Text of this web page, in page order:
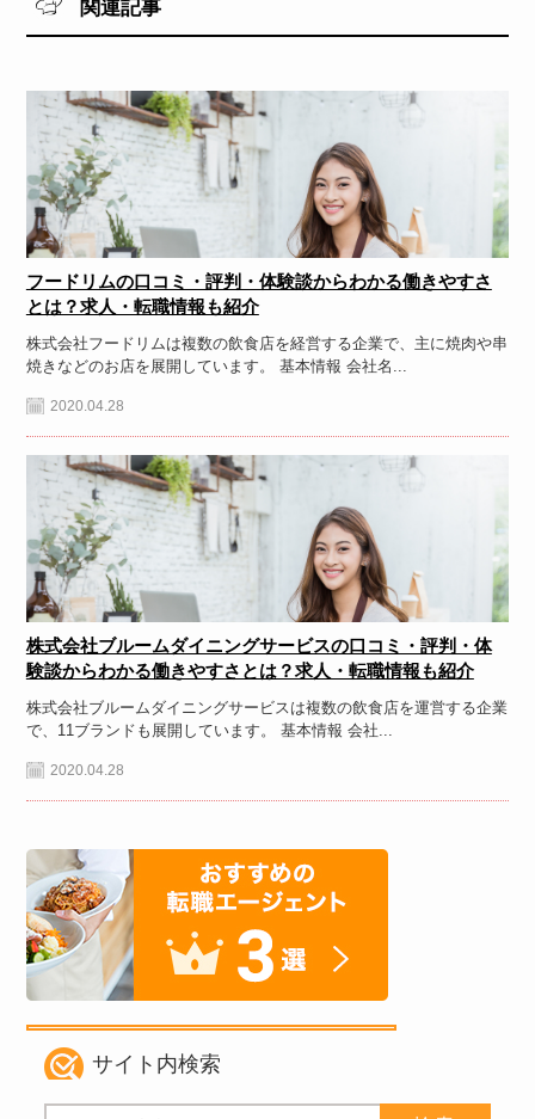
関連記事
フードリムの口コミ・評判・体験談からわかる働きやすさ
とは？求人・転職情報も紹介
株式会社フードリムは複数の飲食店を経営する企業で、主に焼肉や串
焼きなどのお店を展開しています。 基本情報 会社名...
2020.04.28
株式会社ブルームダイニングサービスの口コミ・評判・体
験談からわかる働きやすさとは？求人・転職情報も紹介
株式会社ブルームダイニングサービスは複数の飲食店を運営する企業
で、11ブランドも展開しています。 基本情報 会社...
2020.04.28
サイト内検索